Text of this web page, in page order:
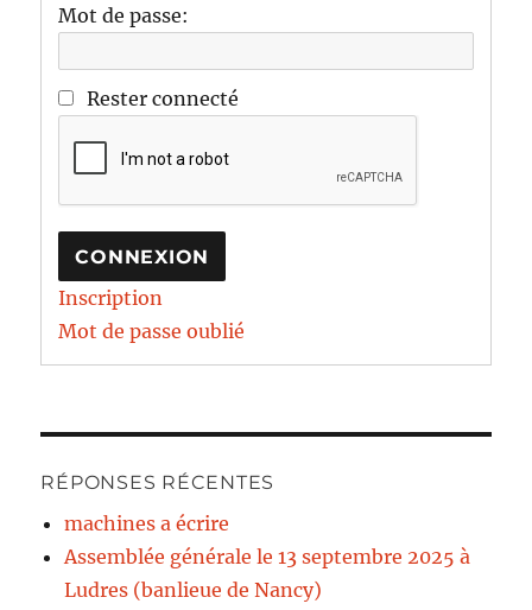
Mot de passe:
Rester connecté
CONNEXION
Inscription
Mot de passe oublié
RÉPONSES RÉCENTES
machines a écrire
Assemblée générale le 13 septembre 2025 à
Ludres (banlieue de Nancy)